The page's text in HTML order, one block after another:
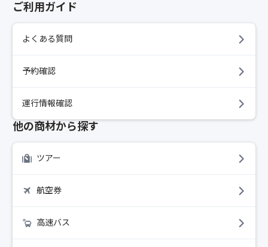
ご利用ガイド
よくある質問
予約確認
運行情報確認
他の商材から探す
ツアー
航空券
高速バス